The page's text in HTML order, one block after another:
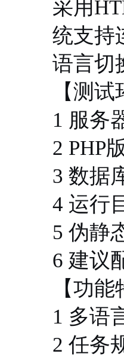
采用
统支持
语言切
【测试
1 服务
2 PHP
3 数据
4 运行
5 伪静
6 建议
【功能
1 多语
2 任务